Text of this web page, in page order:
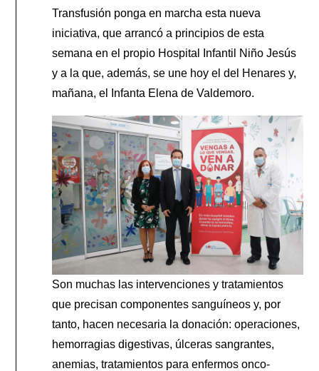
Transfusión ponga en marcha esta nueva
iniciativa, que arrancó a principios de esta
semana en el propio Hospital Infantil Niño Jesús
y a la que, además, se une hoy el del Henares y,
mañana, el Infanta Elena de Valdemoro.
Son muchas las intervenciones y tratamientos
que precisan componentes sanguíneos y, por
tanto, hacen necesaria la donación: operaciones,
hemorragias digestivas, úlceras sangrantes,
anemias, tratamientos para enfermos onco-